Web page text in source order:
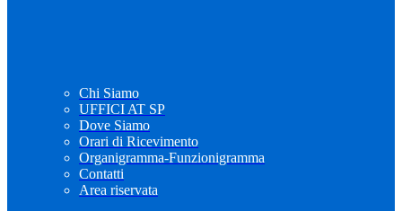
Chi Siamo
UFFICI AT SP
Dove Siamo
Orari di Ricevimento
Organigramma-Funzionigramma
Contatti
Area riservata